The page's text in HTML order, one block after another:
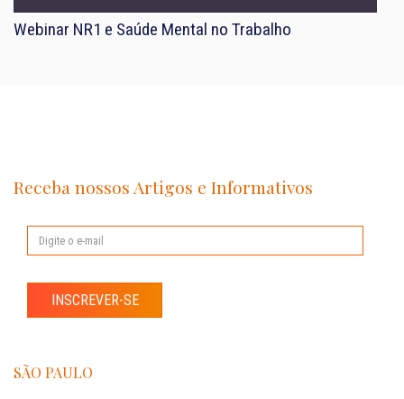
Webinar NR1 e Saúde Mental no Trabalho
Receba nossos Artigos e Informativos
INSCREVER-SE
SÃO PAULO